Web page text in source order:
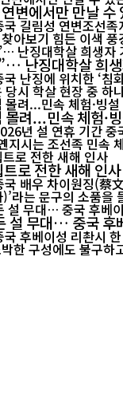
변에서만 만날 수
길림성 연변조선
난징대학살 희
난징에 위치한 ‘
당시 학살 현장 중
몰려...민속 체험·
년 설 연휴 기간 중
휴 동안 옌지시는 조선
로 전한 새해 인사
배우 차이원징(蔡
라는 문구의 소품
설 무대… 중국 후
후베이성 리촨시